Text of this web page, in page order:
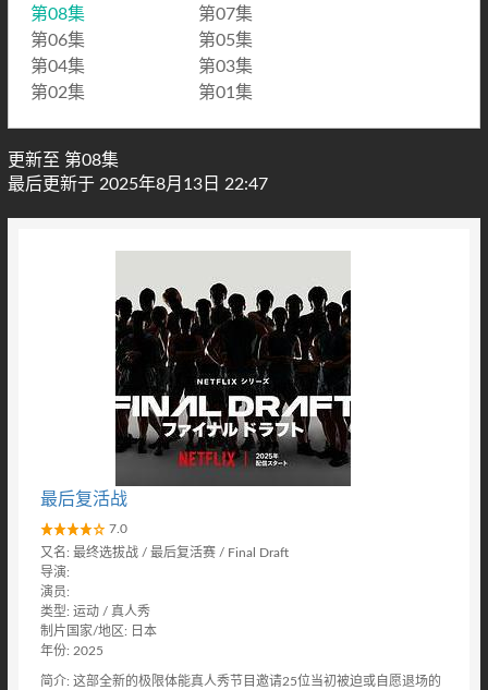
第08集
第07集
第06集
第05集
第04集
第03集
第02集
第01集
更新至 第08集
最后更新于 2025年8月13日 22:47
最后复活战
7.0
又名: 最终选拔战 / 最后复活赛 / Final Draft
导演:
演员:
类型: 运动 / 真人秀
制片国家/地区: 日本
年份: 2025
简介: 这部全新的极限体能真人秀节目邀请25位当初被迫或自愿退场的